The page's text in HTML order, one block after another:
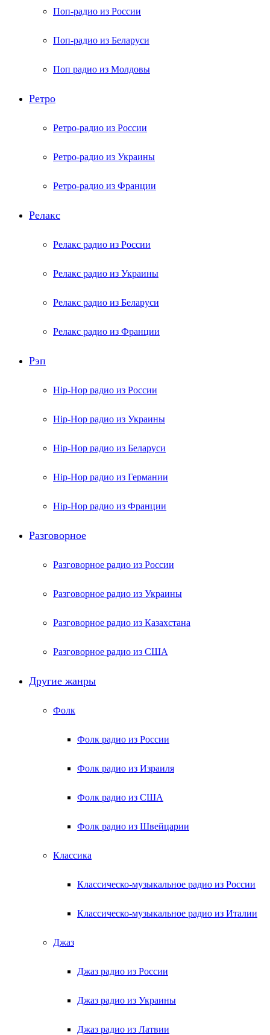
Поп-радио из России
Поп-радио из Беларуси
Поп радио из Молдовы
Ретро
Ретро-радио из России
Ретро-радио из Украины
Ретро-радио из Франции
Релакс
Релакс радио из России
Релакс радио из Украины
Релакс радио из Беларуси
Релакс радио из Франции
Рэп
Hip-Hop радио из России
Hip-Hop радио из Украины
Hip-Hop радио из Беларуси
Hip-Hop радио из Германии
Hip-Hop радио из Франции
Разговорное
Разговорное радио из России
Разговорное радио из Украины
Разговорное радио из Казахстана
Разговорное радио из США
Другие жанры
Фолк
Фолк радио из России
Фолк радио из Израиля
Фолк радио из США
Фолк радио из Швейцарии
Классика
Классическо-музыкальное радио из России
Классическо-музыкальное радио из Италии
Джаз
Джаз радио из России
Джаз радио из Украины
Джаз радио из Латвии